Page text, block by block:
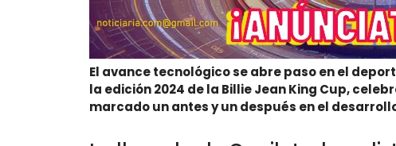
El avance tecnológico se abre paso en el
la edición 2024 de la Billie Jean King Cup,
marcado un antes y un después en el